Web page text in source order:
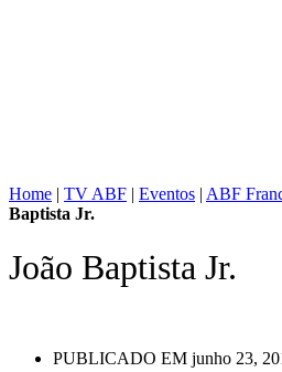
Home | TV ABF | Eventos | ABF
Baptista Jr.
João Baptista Jr.
PUBLICADO EM junho 23,